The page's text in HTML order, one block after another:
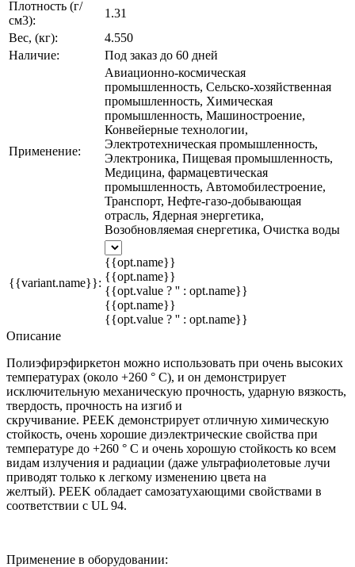
Плотность (г/
см3):
1.31
Вес, (кг):
4.550
Наличие:
Под заказ до 60 дней
Применение:
Авиационно-космическая
промышленность, Сельско-хозяйственная
промышленность, Химическая
промышленность, Машиностроение,
Конвейерные технологии,
Электротехническая промышленность,
Электроника, Пищевая промышленность,
Медицина, фармацевтическая
промышленность, Автомобилестроение,
Транспорт, Нефте-газо-добывающая
отрасль, Ядерная энергетика,
Возобновляемая єнергетика, Очистка воды
{{variant.name}}:
{{opt.name}}
{{opt.name}}
{{opt.value ? '' : opt.name}}
{{opt.name}}
{{opt.value ? '' : opt.name}}
Описание
Полиэфирэфиркетон можно использовать при очень высоких
температурах (около +260 ° C), и он демонстрирует
исключительную механическую прочность, ударную вязкость,
твердость, прочность на изгиб и
скручивание. PEEK демонстрирует отличную химическую
стойкость, очень хорошие диэлектрические свойства при
температуре до +260 ° C и очень хорошую стойкость ко всем
видам излучения и радиации (даже ультрафиолетовые лучи
приводят только к легкому изменению цвета на
желтый). PEEK обладает самозатухающими свойствами в
соответствии с UL 94.
Применение в оборудовании: